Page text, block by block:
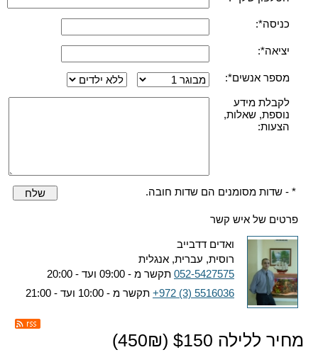
כניסה*:
יציאה*:
מספר אנשים*:
לקבלת מידע
נוספת, שאלות,
הצעות:
* - שדות מסומנים הם שדות חובה. שלח
פרטים של איש קשר
ואדים דדבייב
רוסית, עברית, אנגלית
052-5427575 תקשר מ - 09:00 ועד - 20:00
+972 (3) 5516036 תקשר מ - 10:00 ועד - 21:00
מחיר ללילה $ 150
(
450₪)